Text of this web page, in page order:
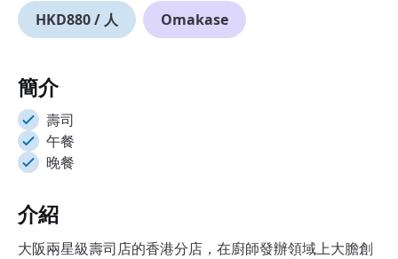
HKD880 / 人
Omakase
簡介
壽司
午餐
晚餐
介紹
大阪兩星級壽司店的香港分店，在廚師發辦領域上大膽創